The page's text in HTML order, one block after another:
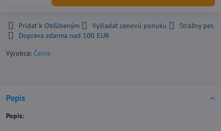
Pridať k Obľúbeným Vyžiadať cenovú ponuku
Strážny pes
Doprava zdarma nad 100 EUR
Výrobca: Červa
Popis
Popis: